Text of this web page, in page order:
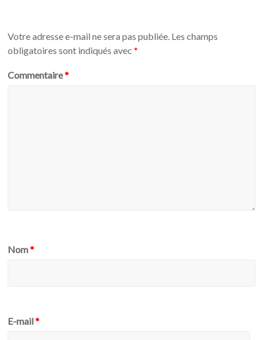
Votre adresse e-mail ne sera pas publiée. Les champs
obligatoires sont indiqués avec*
Commentaire*
Nom*
E-mail*